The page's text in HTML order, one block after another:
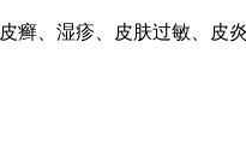
癣、湿疹、皮肤过敏、